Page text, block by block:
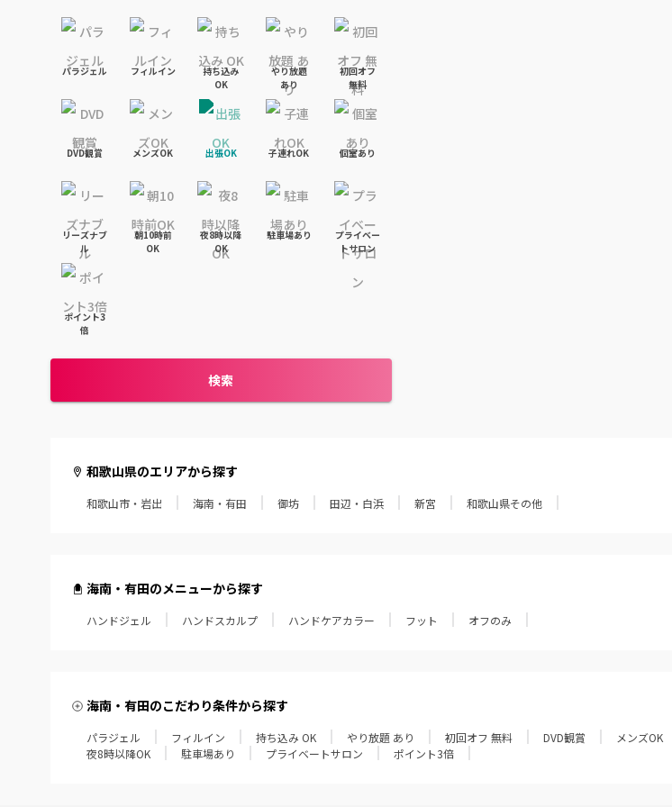
パラジェル フィルイン
持ち込み
OK
やり放題
あり
初回オフ
無料
DVD観賞 メンズOK 出張OK 子連れOK 個室あり
リーズナブ
ル
朝10時前
OK
夜8時以降
OK
駐車場あり
プライベー
トサロン
ポイント3
倍
検索
和歌山県のエリアから探す
和歌山市・岩出 海南・有田 御坊 田辺・白浜 新宮 和歌山県その他
海南・有田のメニューから探す
ハンドジェル ハンドスカルプ ハンドケアカラー フット オフのみ
海南・有田のこだわり条件から探す
パラジェル フィルイン 持ち込み OK やり放題 あり 初回オフ 無料 DVD観賞 メンズOK
夜8時以降OK
駐車場あり プライベートサロン ポイント3倍